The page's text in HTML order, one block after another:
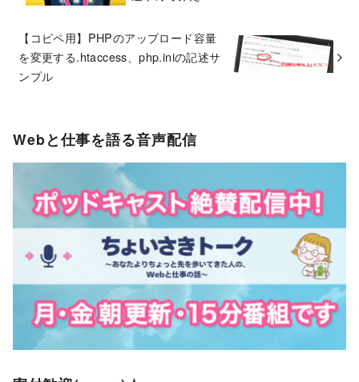
【コピペ用】PHPのアップロード容量
を変更する.htaccess、php.iniの記述サ
ンプル
Webと仕事を語る音声配信